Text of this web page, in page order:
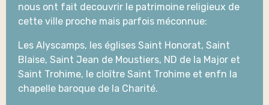
nous ont fait decouvrir le patrimoine religieux de
cette ville proche mais parfois méconnue:
Les Alyscamps, les églises Saint Honorat, Saint
Blaise, Saint Jean de Moustiers, ND de la Major et
Saint Trohime, le cloître Saint Trohime et enfn la
chapelle baroque de la Charité.